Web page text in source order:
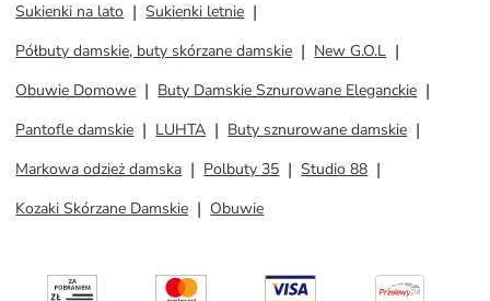
Sukienki na lato
Sukienki letnie
Półbuty damskie, buty skórzane damskie
New G.O.L
Obuwie Domowe
Buty Damskie Sznurowane Eleganckie
Pantofle damskie
LUHTA
Buty sznurowane damskie
Markowa odzież damska
Polbuty 35
Studio 88
Kozaki Skórzane Damskie
Obuwie